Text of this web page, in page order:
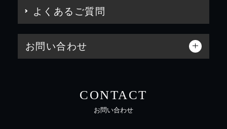
よくあるご質問
お問い合わせ
CONTACT
お問い合わせ